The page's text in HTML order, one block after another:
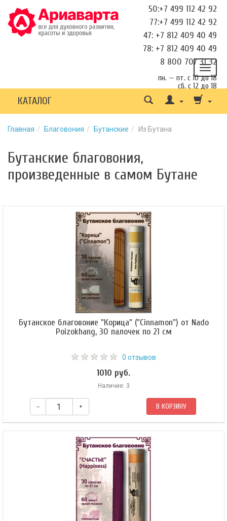
50:+7 499 112 42 92
77:+7 499 112 42 92
47: +7 812 409 40 49
78: +7 812 409 40 49
8 800 707 31 32
пн. — пт. с 10 до 18
сб. с 12 до 18
КАТАЛОГ
Главная Благовония Бутанские Из Бутана
Бутанские благовония,
произведенные в самом Бутане
Бутанское благовоние "Корица" ("Cinnamon") от Nado
Poizokhang, 30 палочек по 21 см
0 отзывов
1010 руб.
Наличие: 3
– + В КОРЗИНУ